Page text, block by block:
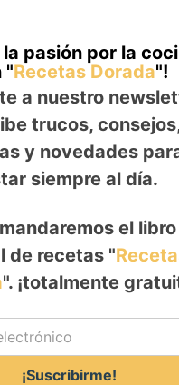
de
Avena y
la pasión por la
"Recetas Dorada"!
a nuestro
trucos,
y novedades
siempre al día.
el libro
de recetas "
". ¡totalmente
¡Suscribirme!